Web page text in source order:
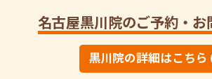
名古屋黒川院のご予約・お
黒川院の詳細はこちら